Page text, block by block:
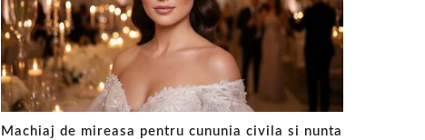
Machiaj de mireasa pentru cununia civila si nunta